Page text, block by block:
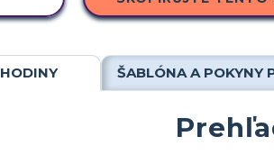
ŠABLÓNA A POKYNY